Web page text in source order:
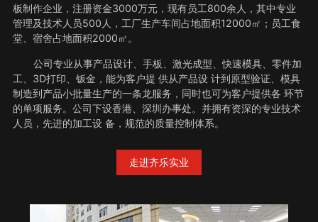
板制作企业，注册资金3000万元，现有员工800余人，其中专业
管理及技术人员500人，工厂生产车间占地面积12000㎡；员工食
堂、宿舍占地面积2000㎡。
公司专业从事产品设计、手板、激光成型、快速模具、零件加
工、3D打印、钣金，能为客户提 供从产品设 计到原型验证、模具
制造到产品小批量生产的一条龙服务，同时也可为客户提供各 环节
的单项服务。公司下设香港、深圳办事处。并拥有资深的专业技术
人员，先进的加工设 备，规范的质量控制体系。
走进齐乐实业